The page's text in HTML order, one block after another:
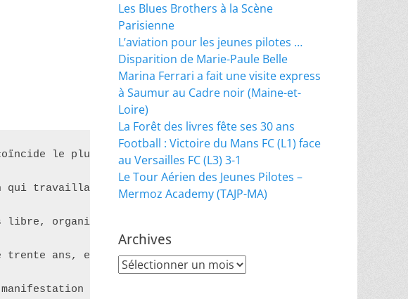
le plus souvent avec le premier jour de l'été dans
qui travaillait alors pour France Musique1. Cohen
libre, organise la « Fête de la Musique et de la
ans, elle est reprise dans 110 pays sur les cinq
musicale
Les Blues Brothers à la Scène
Parisienne
L’aviation pour les jeunes pilotes …
Disparition de Marie-Paule Belle
Marina Ferrari a fait une visite express
à Saumur au Cadre noir (Maine-et-
Loire)
La Forêt des livres fête ses 30 ans
Football : Victoire du Mans FC (L1) face
au Versailles FC (L3) 3-1
Le Tour Aérien des Jeunes Pilotes –
Mermoz Academy (TAJP-MA)
Archives
Archives